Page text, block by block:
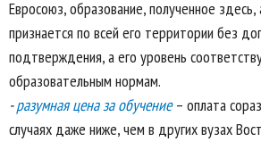
Евросоюз, образование, полученное здесь,
признается по всей его территории без
подтверждения, а его уровень
образовательным нормам.
-разумная цена за обучение– оплата
случаях даже ниже, чем в других вузах